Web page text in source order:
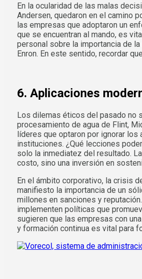
En la ocularidad de las malas
Andersen, quedaron en el camino
las empresas que adoptaron un
que se encuentran al mando, es
personal sobre la importancia de
Enron. En este sentido, recordar
6. Aplicaciones
Los dilemas éticos del pasado no
procesamiento de agua de Flint,
líderes que optaron por ignorar los
instituciones. ¿Qué lecciones
solo la inmediatez del resultado.
costo, sino una inversión en
En el ámbito corporativo, la crisis
manifiesto la importancia de un
millones en sanciones y
implementen políticas que
sugieren que las empresas con
y formación continua es vital para